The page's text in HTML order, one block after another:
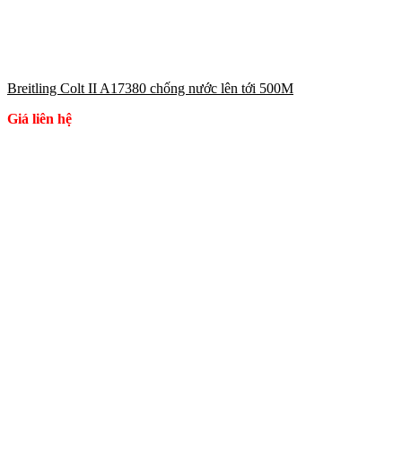
Breitling Colt II A17380 chống nước lên tới 500M
Giá liên hệ